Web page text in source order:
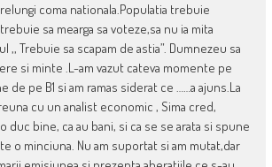
coma nationala.Populatia trebuie
sa mearga sa voteze,sa nu ia mita
,, Trebuie sa scapam de astia”. Dumnezeu sa
si minte .L-am vazut cateva momente pe
de pe B1 si am ramas siderat ce ……a ajuns.La
cu un analist economic , Sima cred,
duc bine, ca au bani, si ca se se arata si spune
o minciuna. Nu am suportat si am mutat,dar